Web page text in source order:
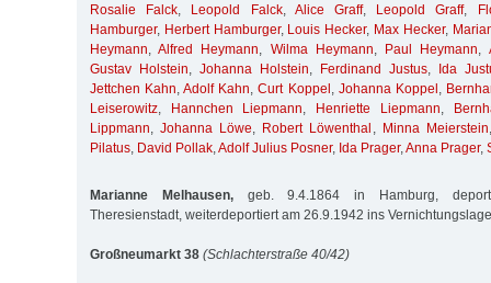
Rosalie Falck, Leopold Falck, Alice Graff, Leopold Graff,
Hamburger, Herbert Hamburger, Louis Hecker, Max Hecker,
Heymann,Alfred Heymann, Wilma Heymann, Paul Heymann,
Gustav Holstein, Johanna Holstein, Ferdinand Justus,
Ida
Jettchen Kahn,Adolf Kahn,Curt Koppel , Johanna Koppel ,
Leiserowitz, Hannchen Liepmann, Henriette Liepmann,
Lippmann,Johanna Löwe, Robert Löwenthal , Minna Meierstein
Pilatus, David Pollak,Adolf Julius Posner, Ida Prager,Anna Prager,
Marianne Melhausen,geb. 9.4.1864 in Hamburg,
Theresienstadt, weiterdeportiert am 26.9.1942 ins
Großneumarkt 38 (Schlachterstraße 40/42)